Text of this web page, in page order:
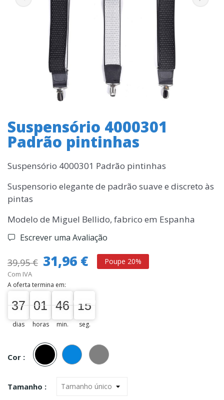
Suspensório 4000301
Padrão pintinhas
Suspensório 4000301 Padrão pintinhas
Suspensorio elegante de padrão suave e discreto às
pintas
Modelo de Miguel Bellido, fabrico em Espanha
Escrever uma Avaliação
39,95 € 31,96 € Poupe 20%
Com IVA
A oferta termina em:
37
37
00
dias
01
01
00
horas
46
46
00
min.
14
14
15
seg.
Cor :
Preto Azul
Tamanho :